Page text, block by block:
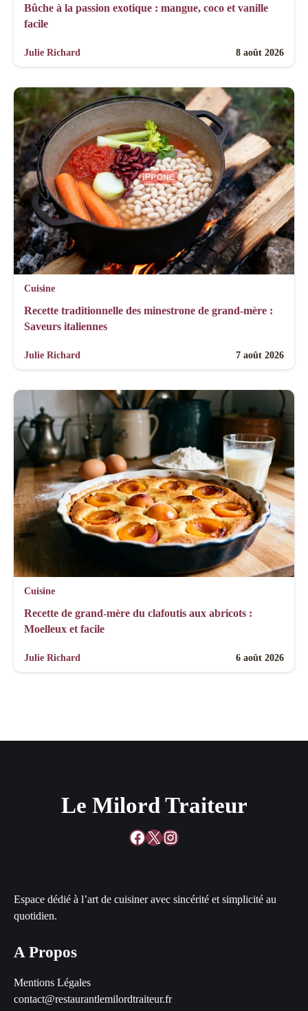
Bûche à la passion exotique : mangue, coco et vanille
facile
Julie Richard 8 août 2026
Cuisine
Recette traditionnelle des minestrone de grand-mère :
Saveurs italiennes
Julie Richard 7 août 2026
Cuisine
Recette de grand-mère du clafoutis aux abricots :
Moelleux et facile
Julie Richard 6 août 2026
Le Milord Traiteur
Facebook
X Instagram
Espace dédié à l’art de cuisiner avec sincérité et simplicité au
quotidien.
A Propos
Mentions Légales
contact@restaurantlemilordtraiteur.fr